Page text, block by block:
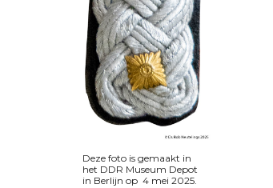
Deze foto is gemaakt in
het DDR Museum Depot
in Berlijn op 4 mei 2025.